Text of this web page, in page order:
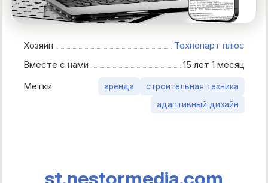
Хозяин
Технопарт плюс
Вместе с нами
15 лет 1 месяц
Метки
аренда
строительная техника
адаптивный дизайн